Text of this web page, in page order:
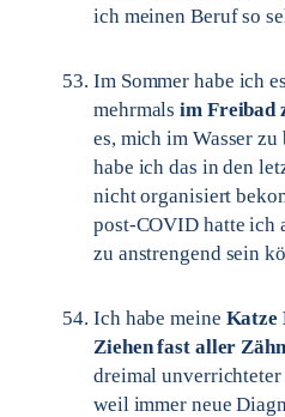
ich meinen Beruf so
Im Sommer habe ich
mehrmalsim Freibad
es, mich im Wasser
habe ich das in den
nicht organisiert
post-COVID hatte ich
zu anstrengend sein
Ich habe meine
Ziehen fast aller
dreimal
weil immer neue